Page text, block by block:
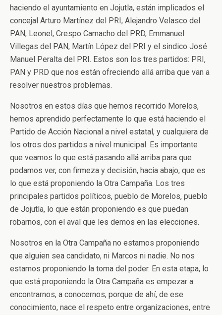
haciendo el ayuntamiento en Jojutla, están implicados el
concejal Arturo Martínez del PRI, Alejandro Velasco del
PAN, Leonel, Crespo Camacho del PRD, Emmanuel
Villegas del PAN, Martín López del PRI y el sindico José
Manuel Peralta del PRI. Estos son los tres partidos: PRI,
PAN y PRD que nos están ofreciendo allá arriba que van a
resolver nuestros problemas.
Nosotros en estos días que hemos recorrido Morelos,
hemos aprendido perfectamente lo que está haciendo el
Partido de Acción Nacional a nivel estatal, y cualquiera de
los otros dos partidos a nivel municipal. Es importante
que veamos lo que está pasando allá arriba para que
podamos ver, con firmeza y decisión, hacia abajo, que es
lo que está proponiendo la Otra Campaña. Los tres
principales partidos políticos, pueblo de Morelos, pueblo
de Jojutla, lo que están proponiendo es que puedan
robarnos, con el aval que les demos en las elecciones.
Nosotros en la Otra Campaña no estamos proponiendo
que alguien sea candidato, ni Marcos ni nadie. No nos
estamos proponiendo la toma del poder. En esta etapa, lo
que está proponiendo la Otra Campaña es empezar a
encontrarnos, a conocernos, porque de ahí, de ese
conocimiento, nace el respeto entre organizaciones, entre